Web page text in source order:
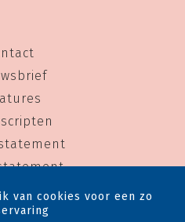
van cookies voor een zo